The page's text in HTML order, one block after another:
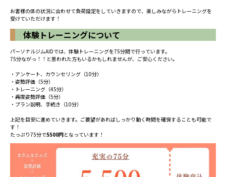
お客様の体の状況に合わせて負荷設定をしていきますので、楽しみながらトレーニングを
受けていただけます！
体験トレーニングについて
パーソナルジムAIDでは、体験トレーニングを75分間で行っています。
75分ながっ！！と思われた方もいるかもしれませんが、ご安心ください。
・アンケート、カウンセリング（10分）
・姿勢評価（5分）
・トレーニング（45分）
・再度姿勢評価（5分）
・プラン説明、手続き（10分）
上記を目安に進めていきます。ご要望があればしっかり動く時間を確保することも可能で
す！
たっぷり75分で5500円となっています！